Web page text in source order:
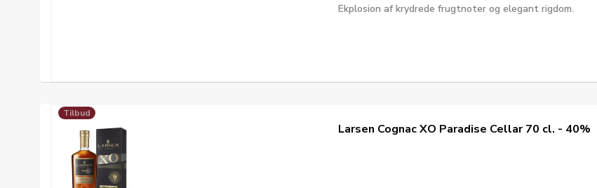
Ekplosion af krydrede frugtnoter og elegant rigdom.
Tilbud
Larsen Cognac XO Paradise Cellar 70 cl. - 40%